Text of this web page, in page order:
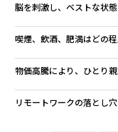
脳を刺激し、ベストな状
喫煙、飲酒、肥満はどの
物価高騰により、ひとり
リモートワークの落とし